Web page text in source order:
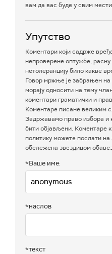
вам да вас буде у свим
Упутство
Коментари који садрже
непроверене оптужбе,
нетолеранцију било какве
Говор мржње је забрањен
морају односити на тему
коментари граматички и
Коментаре писане великим
Задржавамо право избора и
бити објављени. Коментаре
политику можете послати
обележена звездицом
*Ваше име:
*наслов
*текст